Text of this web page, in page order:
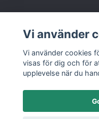
Sociala medier
Vi använder
Vi använder cookies
visas för dig och för
upplevelse när du